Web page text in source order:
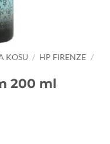
KOSU / HP FIRENZE /
200 ml